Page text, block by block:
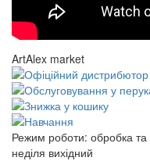
ArtAlex market
Режим роботи: обробка
неділя вихідний